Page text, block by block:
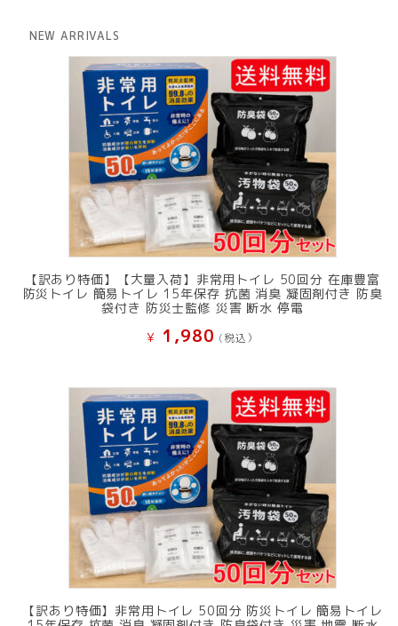
で
し
た。
¥ 11,801
で
す。
NEW ARRIVALS
【訳あり特価】【大量入荷】非常用トイレ 50回分 在庫豊富
防災トイレ 簡易トイレ 15年保存 抗菌 消臭 凝固剤付き 防臭
袋付き 防災士監修 災害 断水 停電
¥ 1,980 (税込）
【訳あり特価】非常用トイレ 50回分 防災トイレ 簡易トイレ